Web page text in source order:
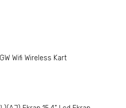
Wifi Wireless Kart